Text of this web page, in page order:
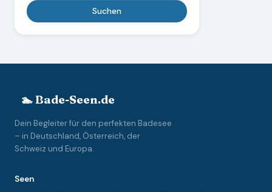
🏊 Bade-Seen.de
Dein Begleiter für den perfekten Badesee
– in Deutschland, Österreich, der
Schweiz und Europa.
Seen